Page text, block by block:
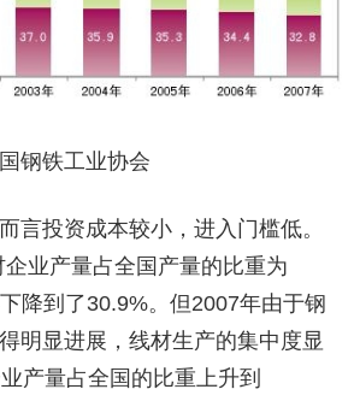
铁工业协会
投资成本较小，进入门槛低。
业产量占全国产量的比重为
降到了30.9%。但2007年由于钢
明显进展，线材生产的集中度显
产量占全国的比重上升到